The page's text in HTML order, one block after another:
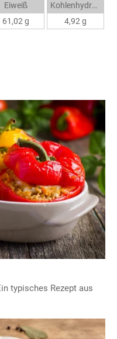
Eiweiß
61,02 g
Kohlenhydrate
4,92 g
typisches Rezept aus